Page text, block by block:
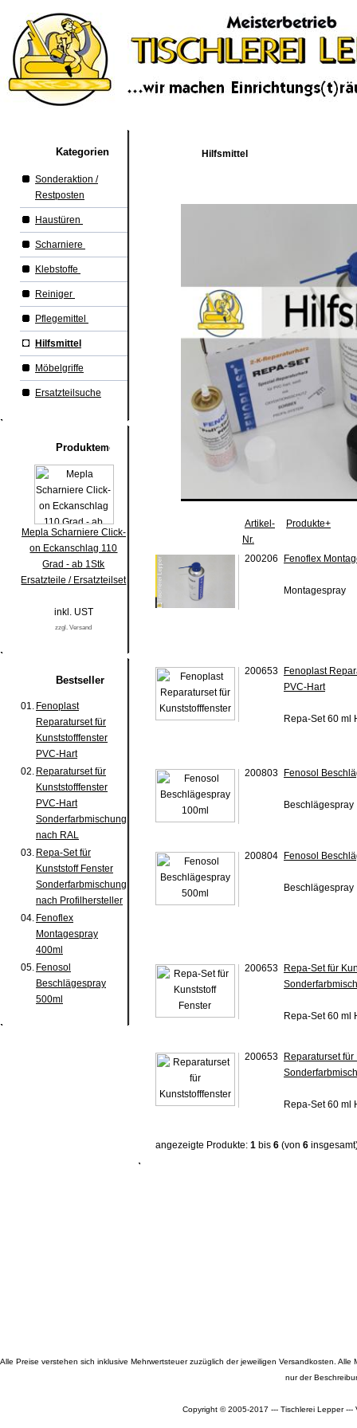
Kategorien
Sonderaktion /
Restposten
Haustüren
Scharniere
Klebstoffe
Reiniger
Pflegemittel
Hilfsmittel
Möbelgriffe
Ersatzteilsuche
Produkte
Mepla Scharniere Click-
on Eckanschlag 110
Grad - ab 1Stk
Ersatzteile / Ersatzteilset
inkl. UST
zzgl. Versand
Bestseller
01. Fenoplast
Reparaturset für
Kunststofffenster
PVC-Hart
02. Reparaturset für
Kunststofffenster
PVC-Hart
Sonderfarbmischung
nach RAL
03. Repa-Set für
Kunststoff Fenster
Sonderfarbmischung
nach Profilhersteller
04. Fenoflex
Montagespray
400ml
05. Fenosol
Beschlägespray
500ml
Hilfsmittel
Artikel-
Nr.
Produkte+
200206 Fenoflex
Montagespray
200653
Fenoplast
PVC-Hart
Repa-Set 60 ml
200803 Fenosol
Beschlägespray
200804 Fenosol
Beschlägespray
200653
Repa-Set für
Repa-Set 60 ml
200653
Reparaturset
Repa-Set 60 ml
angezeigte Produkte: 1 bis 6 (von 6
Alle Preise verstehen sich inklusive Mehrwertsteuer zuzüglich der jeweiligen Versandkosten.
nur der
Copyright © 2005-2017 --- Tischlerei Lepper